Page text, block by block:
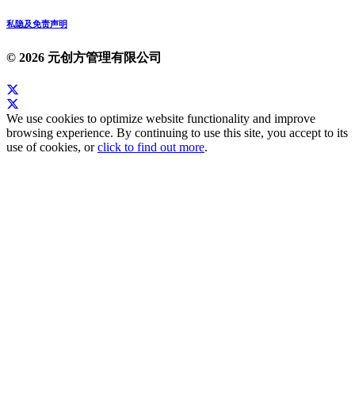
私隐及免责声明
© 2026 元创方管理有限公司
We use cookies to optimize website functionality and improve
browsing experience. By continuing to use this site, you accept to its
use of cookies, orclick to find out more.